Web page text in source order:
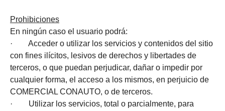
Prohibiciones
En ningún caso el usuario podrá:
· Acceder o utilizar los servicios y contenidos del sitio
con fines ilícitos, lesivos de derechos y libertades de
terceros, o que puedan perjudicar, dañar o impedir por
cualquier forma, el acceso a los mismos, en perjuicio de
COMERCIAL CONAUTO, o de terceros.
· Utilizar los servicios, total o parcialmente, para